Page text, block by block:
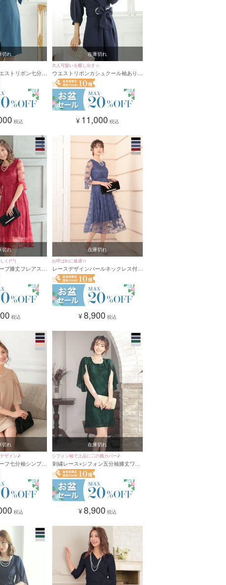
切れ
ストリボン七分袖
レス (Sサイズ～
税込
在庫切れ
大人可愛いを醸し出す☆
ウエストリボンカシュクール袖ありド
レスリボンベルト付きパーティードレ
ス (Sサイズ～XXLサイズ)
¥ 11,000 税込
切れ
く(^^)
ブ膝丈フレアスカ
ス (Sサイズ～
ックレス付き]
税込
在庫切れ
お呼ばれに最適☆
レースデザインパールネックレス付き
袖ありロングパーティードレス (Sサ
イズ～XXLサイズ) [パールネックレス
付き]
¥8,900 税込
切れ
ザイン♪
フ七分袖シンプル
ードレス (Sサイ
税込
在庫切れ
シフォン袖で上品に二の腕カバー♪
刺繍レース×シフォン五分袖膝丈ワン
カラーパーティードレス (Sサイズ～
XXLサイズ)
¥8,900 税込